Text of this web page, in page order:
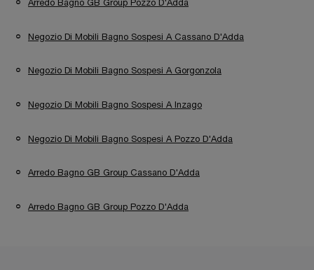
Arredo Bagno GB Group Pozzo D'Adda
Negozio Di Mobili Bagno Sospesi A Cassano D'Adda
Negozio Di Mobili Bagno Sospesi A Gorgonzola
Negozio Di Mobili Bagno Sospesi A Inzago
Negozio Di Mobili Bagno Sospesi A Pozzo D'Adda
Arredo Bagno GB Group Cassano D'Adda
Arredo Bagno GB Group Pozzo D'Adda